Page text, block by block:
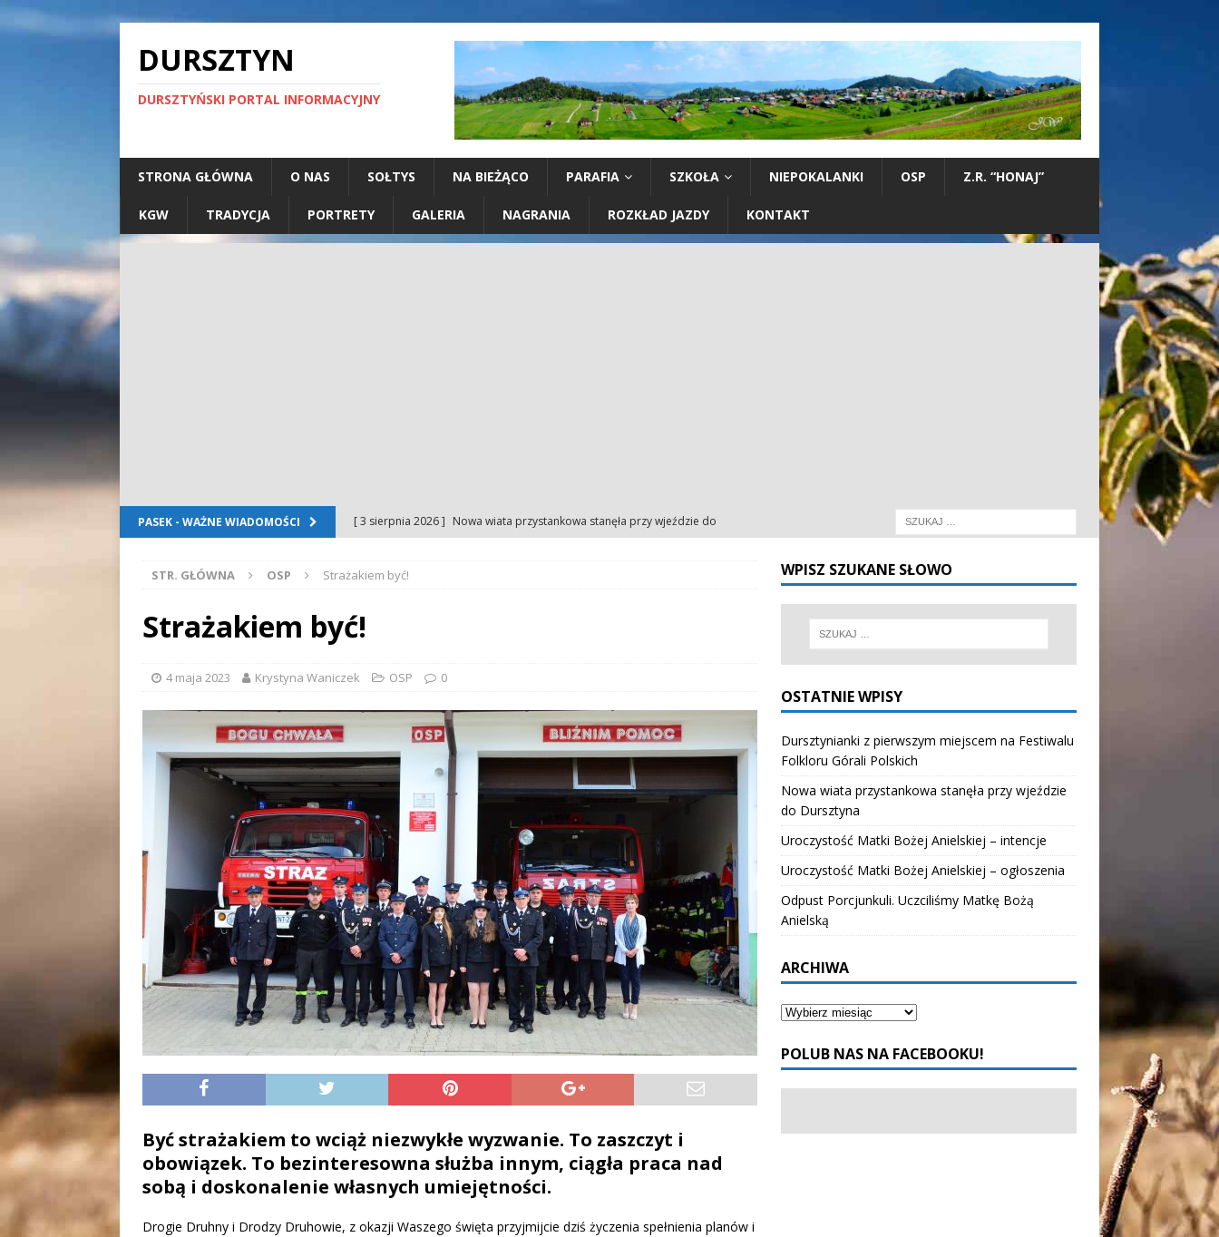
DURSZTYN
DURSZTYŃSKI PORTAL INFORMACYJNY
STRONA GŁÓWNA O NAS SOŁTYS NA BIEŻĄCO PARAFIA SZKOŁA NIEPOKALANKI OSP Z.R. “HONAJ”
KGW TRADYCJA PORTRETY GALERIA NAGRANIA ROZKŁAD JAZDY KONTAKT
PASEK - WAŻNE WIADOMOŚCI [ 3 sierpnia 2026 ] Nowa wiata przystankowa stanęła przy wjeździe do
[ 2 sierpnia 2026 ]
[ 2 sierpnia 2026 ]
[ 2 sierpnia 2026 ]
[ 5 sierpnia 2026 ] Dursztynianki z pierwszym miejscem na Festiwalu
Folkloru Górali Polskich
ZESPÓŁ REGIONALNY "HONAJ"
STR. GŁÓWNA OSP Strażakiem być!
Strażakiem być!
4 maja 2023 Krystyna Waniczek OSP 0
Być strażakiem to wciąż niezwykłe wyzwanie. To zaszczyt i
obowiązek. To bezinteresowna służba innym, ciągła praca nad
sobą i doskonalenie własnych umiejętności.
Drogie Druhny i Drodzy Druhowie, z okazji Waszego święta przyjmijcie dziś życzenia spełnienia planów i
WPISZ SZUKANE SŁOWO
OSTATNIE WPISY
Dursztynianki z pierwszym miejscem na Festiwalu
Folkloru Górali Polskich
Nowa wiata przystankowa stanęła przy wjeździe
do Dursztyna
Uroczystość Matki Bożej Anielskiej – intencje
Uroczystość Matki Bożej Anielskiej – ogłoszenia
Odpust Porcjunkuli. Uczciliśmy Matkę Bożą
Anielską
ARCHIWA
POLUB NAS NA FACEBOOKU!